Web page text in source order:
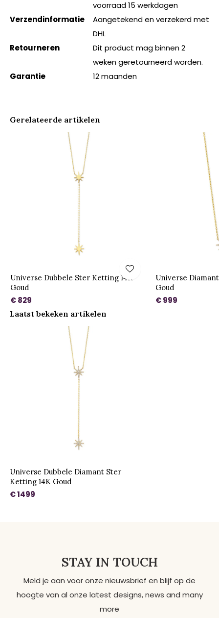
voorraad 15 werkdagen
Verzendinformatie
Aangetekend en verzekerd met
DHL
Retourneren
Dit product mag binnen 2
weken geretourneerd worden.
Garantie
12 maanden
Gerelateerde artikelen
Universe Dubbele Ster Ketting 14K
Goud
€ 829
Universe
Goud
€ 999
Laatst bekeken artikelen
Universe Dubbele Diamant Ster
Ketting 14K Goud
€ 1499
STAY IN TOUCH
Meld je aan voor onze nieuwsbrief en blijf op de
hoogte van al onze latest designs, news and many
more